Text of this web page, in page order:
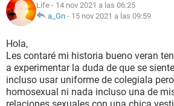
NUTRICIÓN
BIENESTAR
SEXUALIDAD
Life - 14 nov 2021 a las 06:25
a_Gn - 15 nov 2021 a las 09:59
Hola,
Les contaré mi historia bueno veran
a experimentar la duda de que se
incluso usar uniforme de colegiala
homosexual ni nada incluso una de